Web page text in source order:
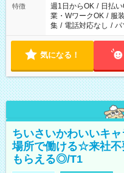
特徴 週1日からOK / 日払
業・WワークOK / 服
集 / 電話対応なし / パ
気になる！
ちいさいかわいいキ
場所で働ける☆来社不
もらえる◎/T1